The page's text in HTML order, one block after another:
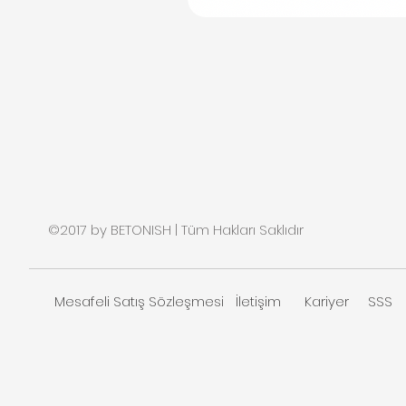
©2017 by BETONISH | Tüm Hakları Saklıdır
Mesafeli Satış Sözleşmesi İletişim Kariyer SSS